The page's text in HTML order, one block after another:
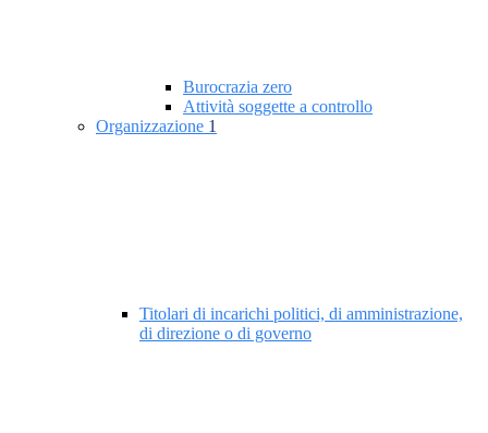
Burocrazia zero
Attività soggette a controllo
Organizzazione 1
Titolari di incarichi politici, di amministrazione,
di direzione o di governo